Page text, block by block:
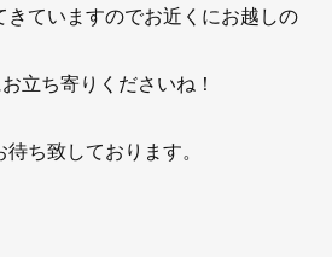
ていますのでお近くにお越しの
立ち寄りくださいね！
ち致しております。